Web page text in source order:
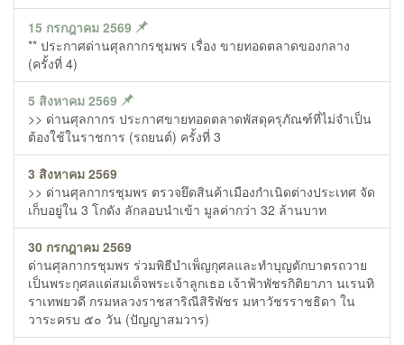
15 กรกฎาคม 2569
** ประกาศด่านศุลกากรชุมพร เรื่อง ขายทอดตลาดของกลาง
(ครั้งที่ 4)
5 สิงหาคม 2569
>> ด่านศุลกากร ประกาศขายทอดตลาดพัสดุครุภัณฑ์ที่ไม่จำเป็น
ต้องใช้ในราชการ (รถยนต์) ครั้งที่ 3
3 สิงหาคม 2569
>> ด่านศุลกากรชุมพร ตรวจยึดสินค้าเมืองกำเนิดต่างประเทศ จัด
เก็บอยู่ใน 3 โกดัง ลักลอบนำเข้า มูลค่ากว่า 32 ล้านบาท
30 กรกฎาคม 2569
ด่านศุลกากรชุมพร ร่วมพิธีบำเพ็ญกุศลและทำบุญตักบาตรถวาย
เป็นพระกุศลแด่สมเด็จพระเจ้าลูกเธอ เจ้าฟ้าพัชรกิติยาภา นเรนทิ
ราเทพยวดี กรมหลวงราชสาริณีสิริพัชร มหาวัชรราชธิดา ใน
วาระครบ ๕๐ วัน (ปัญญาสมวาร)